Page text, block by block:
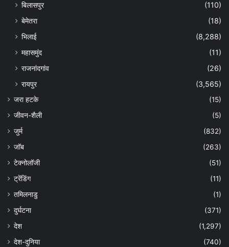
बिलासपुर
(110)
बेमेतरा
(18)
भिलाई
(8,288)
महासमुंद
(11)
राजनांदगांव
(26)
रायपुर
(3,565)
जरा हटके
(15)
जीवन-शैली
(5)
जुर्म
(832)
जॉब
(263)
टेक्नोलॉजी
(51)
ट्रेंडिंग
(11)
तमिलनाडु
(1)
दुर्घटना
(371)
देश
(1,297)
देश-दुनिया
(740)